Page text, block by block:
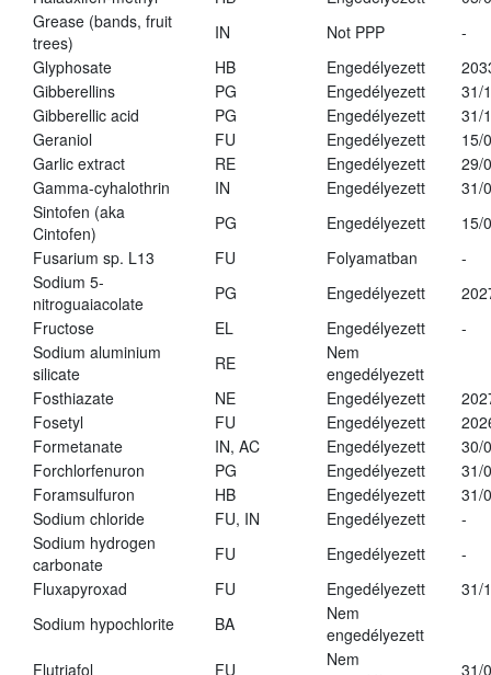
Grease (bands, fruit
trees)
IN Not PPP
-
Glyphosate
HB Engedélyezett
Gibberellins
PG Engedélyezett
31/
Gibberellic acid
PG Engedélyezett
31/
Geraniol
FU Engedélyezett
15/
Garlic extract
RE Engedélyezett
29/
Gamma-cyhalothrin
IN Engedélyezett
31/
Sintofen (aka
Cintofen)
PG Engedélyezett
15/
Fusarium sp. L13
FU Folyamatban
-
Sodium 5-
nitroguaiacolate
PG Engedélyezett
Fructose
EL Engedélyezett
-
Sodium aluminium
silicate
RE
Nem
engedélyezett
Fosthiazate
NE Engedélyezett
Fosetyl
FU Engedélyezett
Formetanate
IN, AC Engedélyezett
30/
Forchlorfenuron
PG Engedélyezett
31/
Foramsulfuron
HB Engedélyezett
31/
Sodium chloride
FU, IN Engedélyezett
-
Sodium hydrogen
carbonate
FU Engedélyezett
-
Fluxapyroxad
FU Engedélyezett
31/
Sodium hypochlorite
BA
Nem
engedélyezett
Flutriafol
FU
Nem
31/